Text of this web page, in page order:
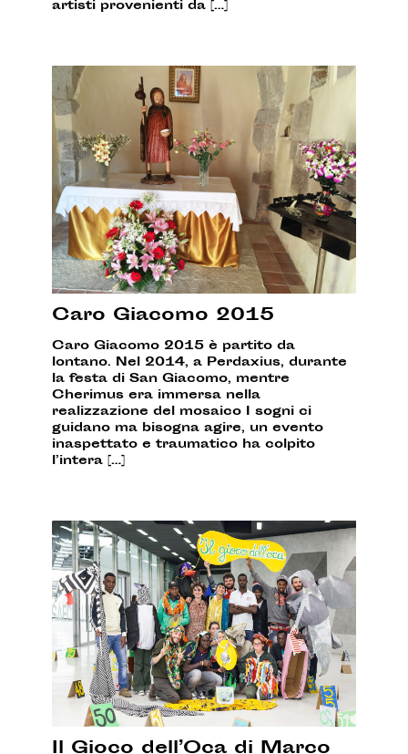
artisti provenienti da […]
Caro Giacomo 2015
Caro Giacomo 2015 è partito da
lontano. Nel 2014, a Perdaxius, durante
la festa di San Giacomo, mentre
Cherimus era immersa nella
realizzazione del mosaico I sogni ci
guidano ma bisogna agire, un evento
inaspettato e traumatico ha colpito
l’intera […]